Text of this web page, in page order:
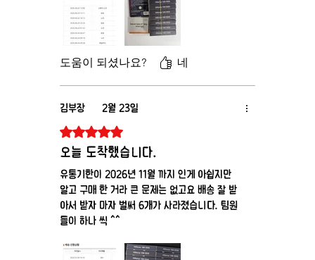
만약 발기가 4 시간 이상 지속되는 증상이 보이면 즉
시 의사의 진단을 받아보시기 바랍니다.
몸에 이상 증상이 나타난다면 즉시 복용을 중단하고
단을 받도록 해야합니다.
도움이 되셨나요? 네
김부장 2월 23일
별점 5점 중 5점을 주었습니다.
오늘 도착했습니다.
유통기한이 2026년 11월 까지 인게 아쉽지만
알고 구매 한 거라 큰 문제는 없고요 배송 잘 받
아서 받자 마자 벌써 6개가 사라졌습니다. 팀원
들이 하나 씩 ^^